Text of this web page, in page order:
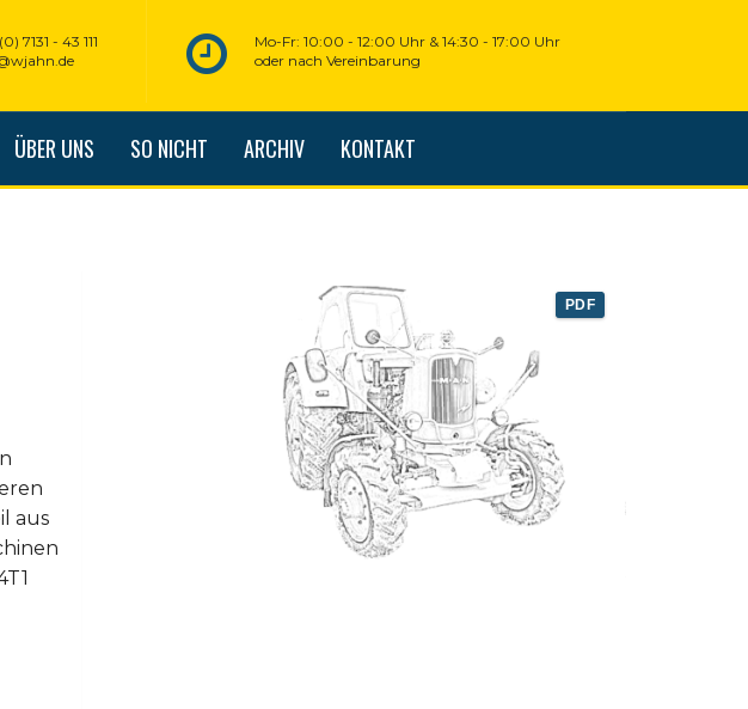
Mo-Fr: 10:00 - 12:00 Uhr & 14:30 - 17:00 Uhr
oder nach Vereinbarung
7131 - 43 111
ÜBER UNS SO NICHT ARCHIV KONTAKT
PDF
aus